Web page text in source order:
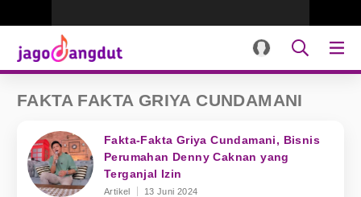
FAKTA FAKTA GRIYA CUNDAMANI
Fakta-Fakta Griya Cundamani, Bisnis
Perumahan Denny Caknan yang
Terganjal Izin
Artikel 13 Juni 2024